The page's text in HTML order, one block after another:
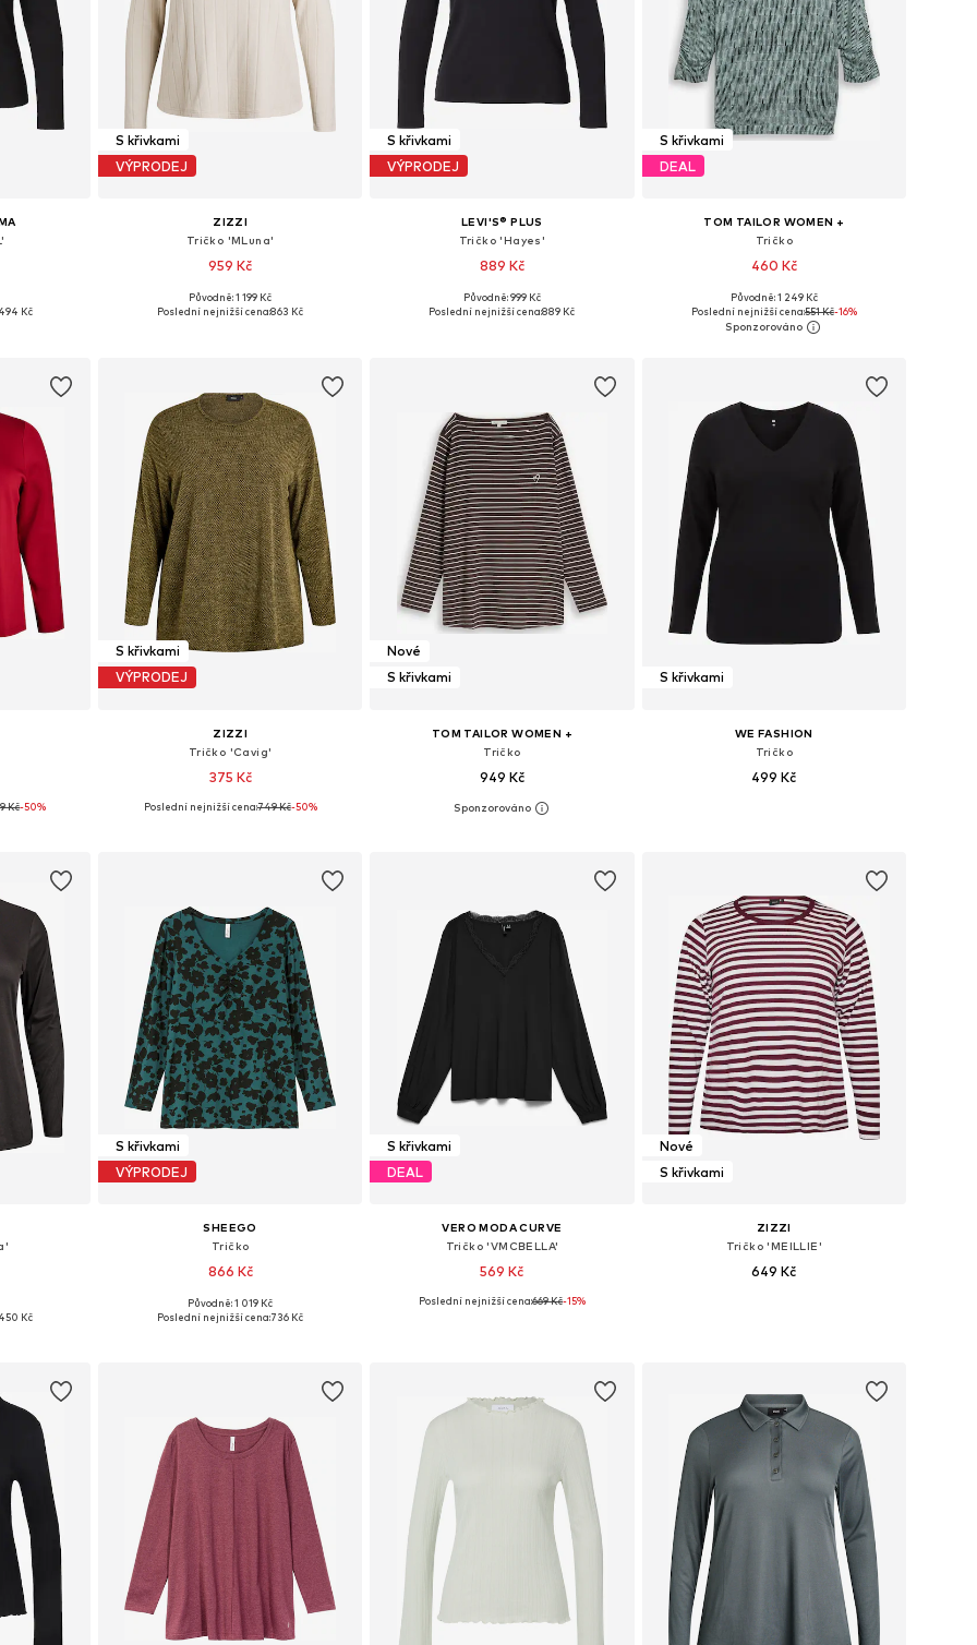
Kč
S křivkami
VÝPRODEJ
ZIZZI
Tričko 'MLuna'
959 Kč
Dostupné v mnoha velikostech
Původně: 1 199 Kč
Poslední nejnižší cena:863 Kč
S křivkami
VÝPRODEJ
LEVI'S® PLUS
Tričko 'Hayes'
889 Kč
Dostupné velikosti: XL, XXL, XXXL, 4XL
Původně: 999 Kč
Poslední nejnižší cena:889 Kč
S křivkami
DEAL
TOM TAILOR WOMEN +
Tričko
460 Kč
Přidat do košíku
Původně: 1 249 Kč
Poslední nejnižší cena:551 Kč-16%
Kč-50%
S křivkami
VÝPRODEJ
ZIZZI
Tričko 'Cavig'
375 Kč
Poslední nejnižší cena:749 Kč-50%
Nové
S křivkami
TOM TAILOR WOMEN +
Tričko
949 Kč
S křivkami
WE FASHION
Tričko
499 Kč
Kč
S křivkami
VÝPRODEJ
SHEEGO
Tričko
866 Kč
Dostupné v mnoha velikostech
Původně: 1 019 Kč
Poslední nejnižší cena:736 Kč
S křivkami
DEAL
VERO MODA CURVE
Tričko 'VMCBELLA'
569 Kč
Poslední nejnižší cena:669 Kč-15%
Nové
S křivkami
ZIZZI
Tričko 'MEILLIE'
649 Kč